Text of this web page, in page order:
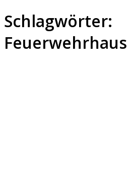
Schlagwörter:
Feuerwehrhaus